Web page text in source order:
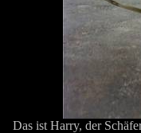
Das ist Harry, der